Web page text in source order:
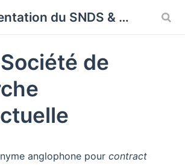
Documentation du SNDS & SNDS OMOP
de
anglophone pour contract